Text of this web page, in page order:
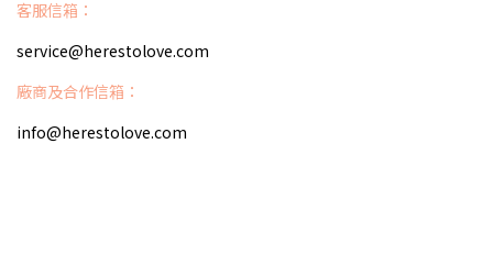
客服信箱：
service@herestolove.com
廠商及合作信箱：
info@herestolove.com